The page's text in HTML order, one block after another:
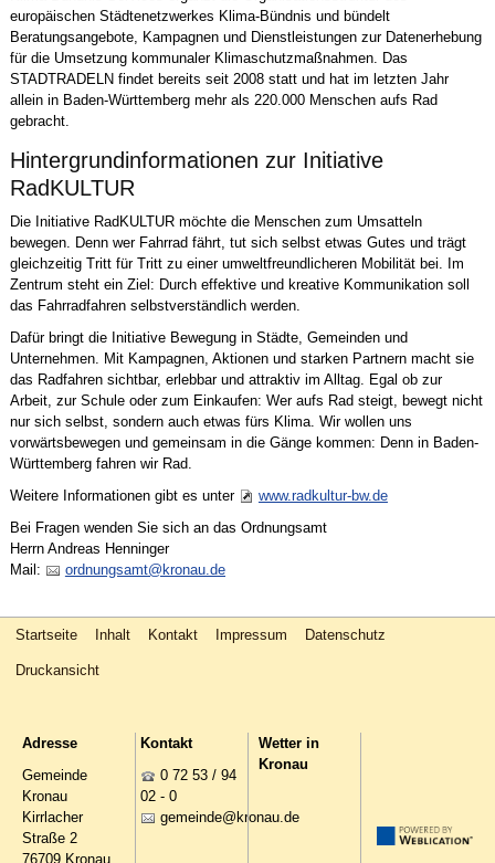
europäischen Städtenetzwerkes Klima-Bündnis und bündelt
Beratungsangebote, Kampagnen und Dienstleistungen zur Datenerhebung
für die Umsetzung kommunaler Klimaschutzmaßnahmen. Das
STADTRADELN findet bereits seit 2008 statt und hat im letzten Jahr
allein in Baden-Württemberg mehr als 220.000 Menschen aufs Rad
gebracht.
Hintergrundinformationen zur Initiative
RadKULTUR
Die Initiative RadKULTUR möchte die Menschen zum Umsatteln
bewegen. Denn wer Fahrrad fährt, tut sich selbst etwas Gutes und trägt
gleichzeitig Tritt für Tritt zu einer umweltfreundlicheren Mobilität bei. Im
Zentrum steht ein Ziel: Durch effektive und kreative Kommunikation soll
das Fahrradfahren selbstverständlich werden.
Dafür bringt die Initiative Bewegung in Städte, Gemeinden und
Unternehmen. Mit Kampagnen, Aktionen und starken Partnern macht sie
das Radfahren sichtbar, erlebbar und attraktiv im Alltag. Egal ob zur
Arbeit, zur Schule oder zum Einkaufen: Wer aufs Rad steigt, bewegt nicht
nur sich selbst, sondern auch etwas fürs Klima. Wir wollen uns
vorwärtsbewegen und gemeinsam in die Gänge kommen: Denn in Baden-
Württemberg fahren wir Rad.
Weitere Informationen gibt es unter
www.radkultur-bw.de
Bei Fragen wenden Sie sich an das Ordnungsamt
Herrn Andreas Henninger
Mail:
rdn ngs mt kr n d
Startseite Inhalt Kontakt Impressum Datenschutz
Druckansicht
Adresse
Gemeinde
Kronau
Kirrlacher
Straße 2
76709 Kronau
Kontakt
0 72 53 / 94
02 - 0
g m nd kr n d
Wetter in
Kronau